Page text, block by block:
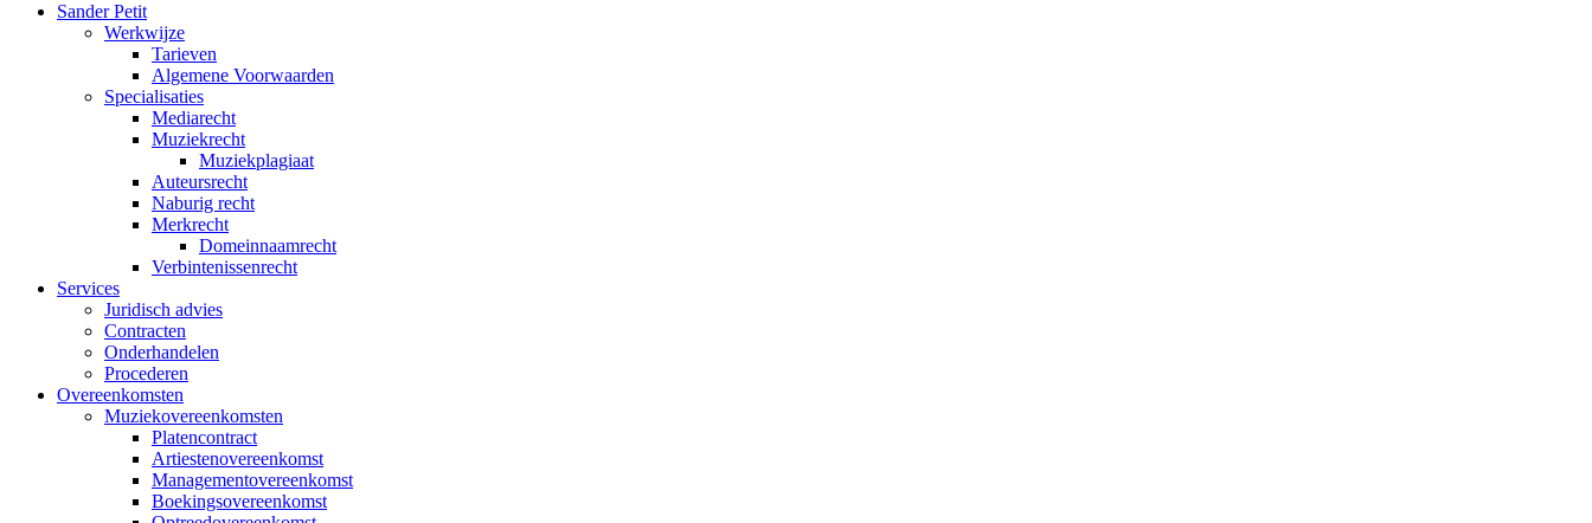
Sander Petit
Werkwijze
Tarieven
Algemene Voorwaarden
Specialisaties
Mediarecht
Muziekrecht
Muziekplagiaat
Auteursrecht
Naburig recht
Merkrecht
Domeinnaamrecht
Verbintenissenrecht
Services
Juridisch advies
Contracten
Onderhandelen
Procederen
Overeenkomsten
Muziekovereenkomsten
Platencontract
Artiestenovereenkomst
Managementovereenkomst
Boekingsovereenkomst